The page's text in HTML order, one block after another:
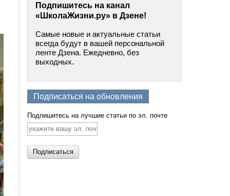
Подпишитесь на канал
«ШколаЖизни.ру» в Дзене!
Самые новые и актуальные статьи
всегда будут в вашей персональной
ленте Дзена. Ежедневно, без
выходных.
Подписаться на обновления
Подпишитесь на лучшие статьи по эл. почте